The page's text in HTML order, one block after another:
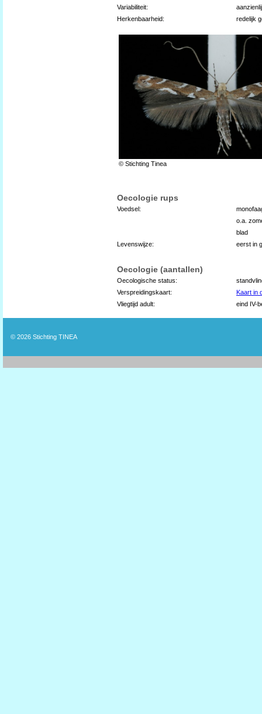
Variabiliteit:
Herkenbaarheid:
redelijk
© Stichting Tinea
Oecologie rups
Voedsel:
o.a.
blad
Levenswijze:
eerst in
Oecologie (aantallen)
Oecologische status:
Verspreidingskaart:
Kaart in
Vliegtijd adult:
eind IV-
© 2026 Stichting TINEA